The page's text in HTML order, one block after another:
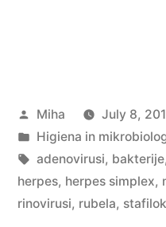
Posted
by
Miha
July 8,
Posted
in
Higiena in
Tags:
adenovirusi, bakterije,
herpes, herpes simplex,
rinovirusi, rubela,